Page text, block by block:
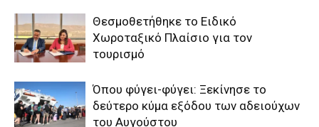
Θεσμοθετήθηκε το Ειδικό
Χωροταξικό Πλαίσιο για τον
τουρισμό
Όπου φύγει-φύγει: Ξεκίνησε το
δεύτερο κύμα εξόδου των αδειούχων
του Αυγούστου